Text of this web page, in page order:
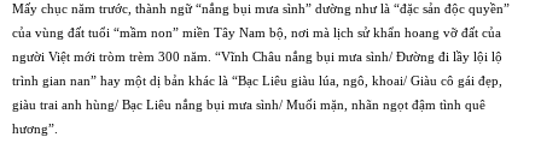
Mấy chục năm trước, thành ngữ “nắng bụi mưa sình” dường như là “đặc sản độc quyền”
của vùng đất tuổi “mầm non” miền Tây Nam bộ, nơi mà lịch sử khẩn hoang vỡ đất của
người Việt mới tròm trèm 300 năm. “Vĩnh Châu nắng bụi mưa sình/ Ðường đi lầy lội lộ
trình gian nan” hay một dị bản khác là “Bạc Liêu giàu lúa, ngô, khoai/ Giàu cô gái đẹp,
giàu trai anh hùng/ Bạc Liêu nắng bụi mưa sình/ Muối mặn, nhãn ngọt đậm tình quê
hương”.